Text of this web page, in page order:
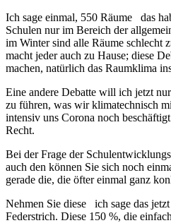
Ich sage einmal, 550 Räume das
Schulen nur im Bereich der
im Winter sind alle Räume schlecht
macht jeder auch zu Hause; diese
machen, natürlich das Raumklima
Eine andere Debatte will ich jetzt
zu führen, was wir klimatechnisch
intensiv uns Corona noch
Recht.
Bei der Frage der
auch den können Sie sich noch
gerade die, die öfter einmal ganz
Nehmen Sie diese ich sage das
Federstrich. Diese 150 %, die